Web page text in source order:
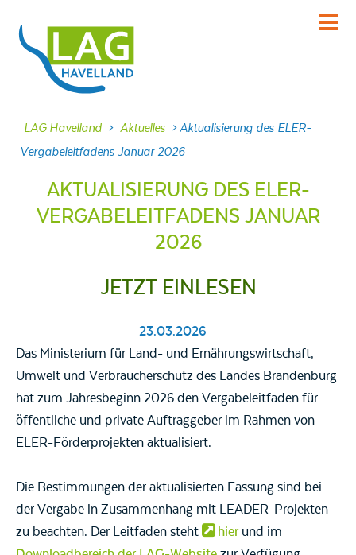
KENNENLERNEN
INFORMIEREN
Projekte
DABEI SEIN
Veranstaltungen
NACHLESEN
Dokumente
FRAGEN
Kontakt
LAG Havelland > Aktuelles >Aktualisierung des ELER-
Vergabeleitfadens Januar 2026
AKTUALISIERUNG DES ELER-
VERGABELEITFADENS JANUAR
2026
JETZT EINLESEN
23.03.2026
Das Ministerium für Land- und Ernährungswirtschaft,
Umwelt und Verbraucherschutz des Landes Brandenburg
hat zum Jahresbeginn 2026 den Vergabeleitfaden für
öffentliche und private Auftraggeber im Rahmen von
ELER-Förderprojekten aktualisiert.
Die Bestimmungen der aktualisierten Fassung sind bei
der Vergabe in Zusammenhang mit LEADER-Projekten
zu beachten. Der Leitfaden steht
hierund im